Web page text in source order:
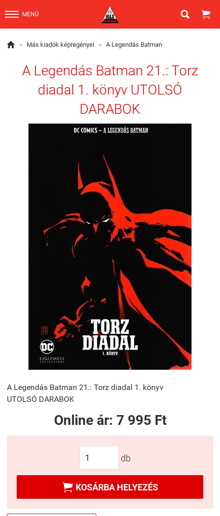
MENÜ  
 » Más kiadók képregényei » A Legendás Batman
A Legendás Batman 21.: Torz
diadal 1. könyv UTOLSÓ
DARABOK
A Legendás Batman 21.: Torz diadal 1. könyv
UTOLSÓ DARABOK
Online ár: 7 995 Ft
db
 KOSÁRBA HELYEZÉS